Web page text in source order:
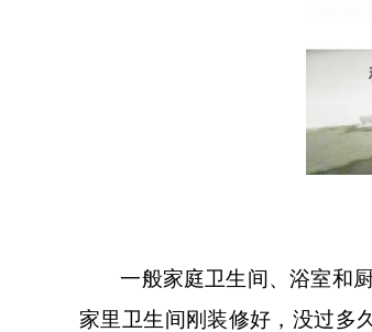
一般家庭卫生间、浴室和
家里卫生间刚装修好，没过多